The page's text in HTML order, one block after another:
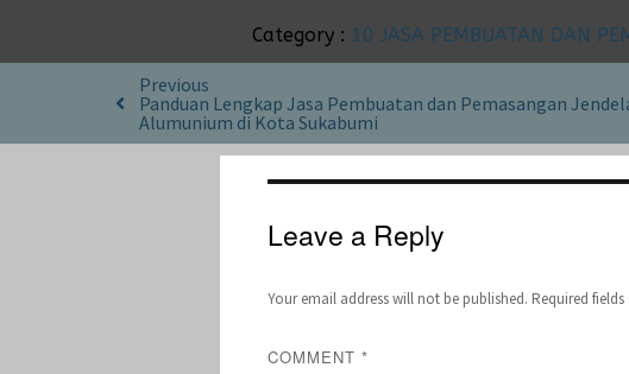
Category : 10 JASA PEMBUATAN DAN
Previous
Panduan Lengkap Jasa Pembuatan dan Pemasangan
Alumunium di Kota Sukabumi
Leave a Reply
Your email address will not be published. Required
COMMENT*